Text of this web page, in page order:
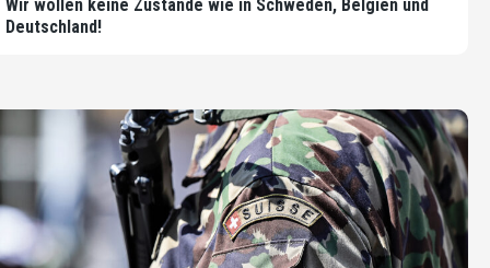
Wir wollen keine Zustände wie in Schweden, Belgien und
Deutschland!